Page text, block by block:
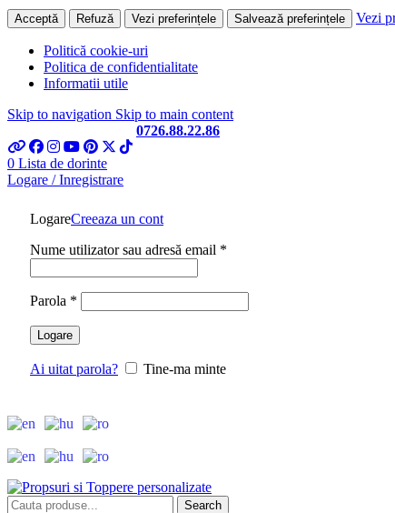
Acceptă Refuză Vezi preferințele Salvează preferințele Vezi
Politică cookie-uri
Politica de confidentialitate
Informatii utile
Skip to navigation Skip to main content
0726.88.22.86
0 Lista de dorinte
Logare / Inregistrare
LogareCreeaza un cont
Nume utilizator sau adresă email *
Parola *
Logare
Ai uitat parola? Tine-ma minte
Search